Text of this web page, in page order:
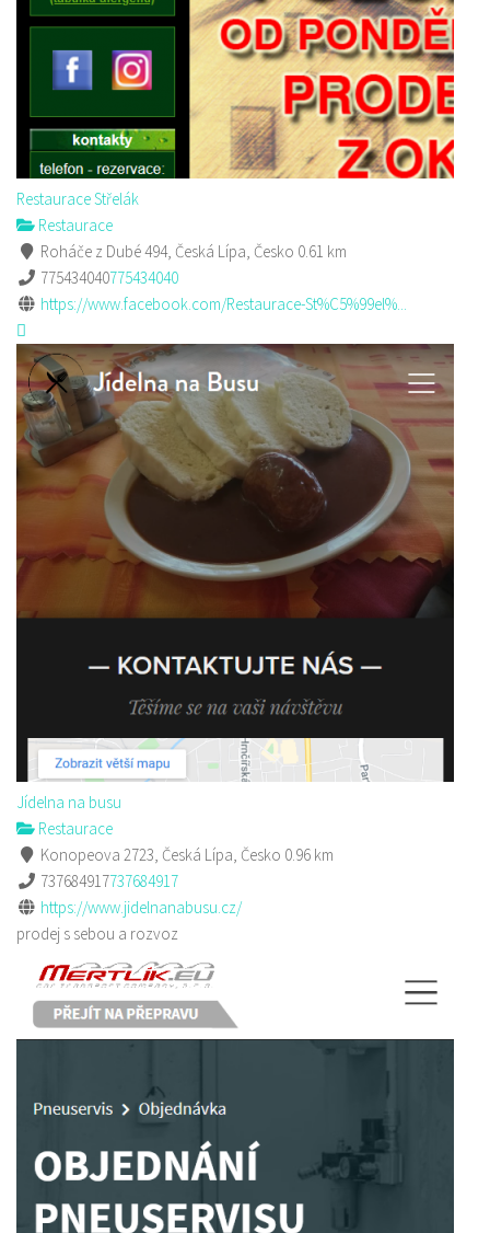
Restaurace Střelák
Restaurace
Roháče z Dubé 494, Česká Lípa, Česko 0.61 km
775434040775434040
https://www.facebook.com/Restaurace-St%C5%99el%...
Jídelna na busu
Restaurace
Konopeova 2723, Česká Lípa, Česko 0.96 km
737684917737684917
https://www.jidelnanabusu.cz/
prodej s sebou a rozvoz